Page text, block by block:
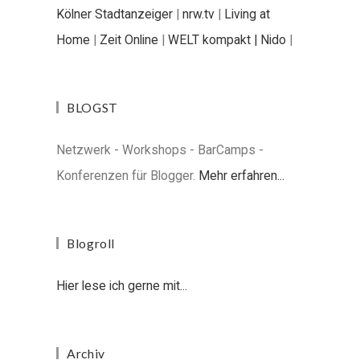
Kölner Stadtanzeiger | nrw.tv | Living at
Home | Zeit Online | WELT kompakt | Nido |
BLOGST
Netzwerk - Workshops - BarCamps -
Konferenzen für Blogger. Mehr erfahren...
Blogroll
Hier lese ich gerne mit...
Archiv